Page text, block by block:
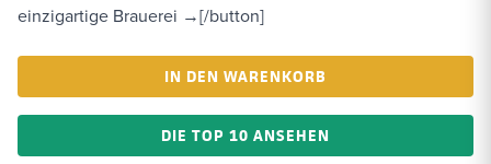
einzigartige Brauerei →[/button]
IN DEN WARENKORB
DIE TOP 10 ANSEHEN